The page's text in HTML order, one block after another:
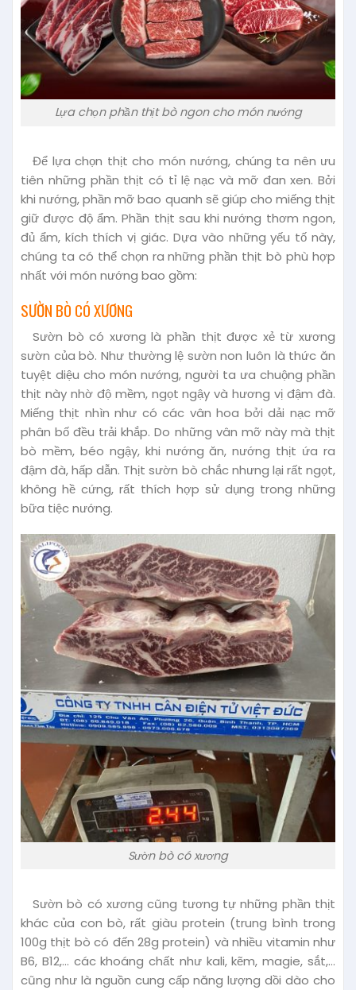
Lựa chọn phần thịt bò ngon cho món nướng
Để lựa chọn thịt cho món nướng, chúng ta nên ưu
tiên những phần thịt có tỉ lệ nạc và mỡ đan xen. Bởi
khi nướng, phần mỡ bao quanh sẽ giúp cho miếng thịt
giữ được độ ẩm. Phần thịt sau khi nướng thơm ngon,
đủ ẩm, kích thích vị giác. Dựa vào những yếu tố này,
chúng ta có thể chọn ra những phần thịt bò phù hợp
nhất với món nướng bao gồm:
SƯỜN BÒ CÓ XƯƠNG
Sườn bò có xương là phần thịt được xẻ từ xương
sườn của bò. Như thường lệ sườn non luôn là thức ăn
tuyệt diệu cho món nướng, người ta ưa chuộng phần
thịt này nhờ độ mềm, ngọt ngậy và hương vị đậm đà.
Miếng thịt nhìn như có các vân hoa bởi dải nạc mỡ
phân bố đều trải khắp. Do những vân mỡ này mà thịt
bò mềm, béo ngậy, khi nướng ăn, nướng thịt ứa ra
đậm đà, hấp dẫn. Thịt sườn bò chắc nhưng lại rất ngọt,
không hề cứng, rất thích hợp sử dụng trong những
bữa tiệc nướng.
Sườn bò có xương
Sườn bò có xương cũng tương tự những phần thịt
khác của con bò, rất giàu protein (trung bình trong
100g thịt bò có đến 28g protein) và nhiều vitamin như
B6, B12,… các khoáng chất như kali, kẽm, magie, sắt,…
cũng như là nguồn cung cấp năng lượng dồi dào cho